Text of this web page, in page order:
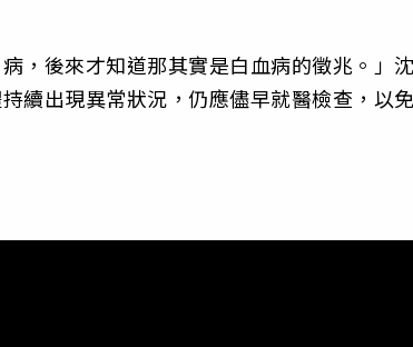
，後來才知道那其實是白血病的徵兆。」
續出現異常狀況，仍應儘早就醫檢查，以